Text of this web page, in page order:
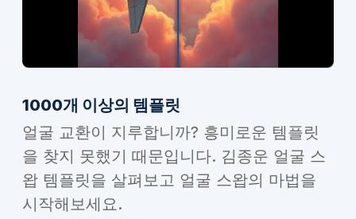
1000개 이상의 템플릿
얼굴 교환이 지루합니까? 흥미로운 템플릿
을 찾지 못했기 때문입니다. 김종운 얼굴 스
왑 템플릿을 살펴보고 얼굴 스왑의 마법을
시작해보세요.